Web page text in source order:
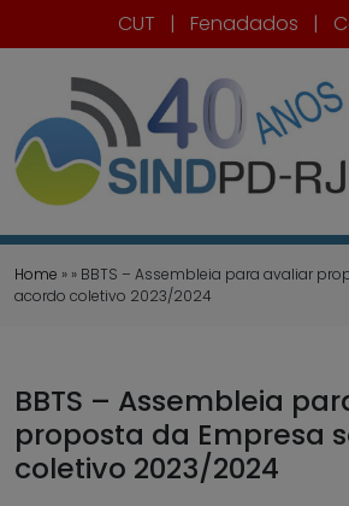
CUT | Fenadados |
Home » » BBTS – Assembleia para avaliar
acordo coletivo 2023/2024
BBTS – Assembleia
proposta da Empresa
coletivo 2023/2024